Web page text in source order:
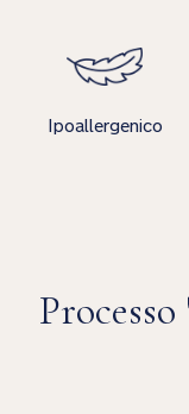
Ipoallergenico